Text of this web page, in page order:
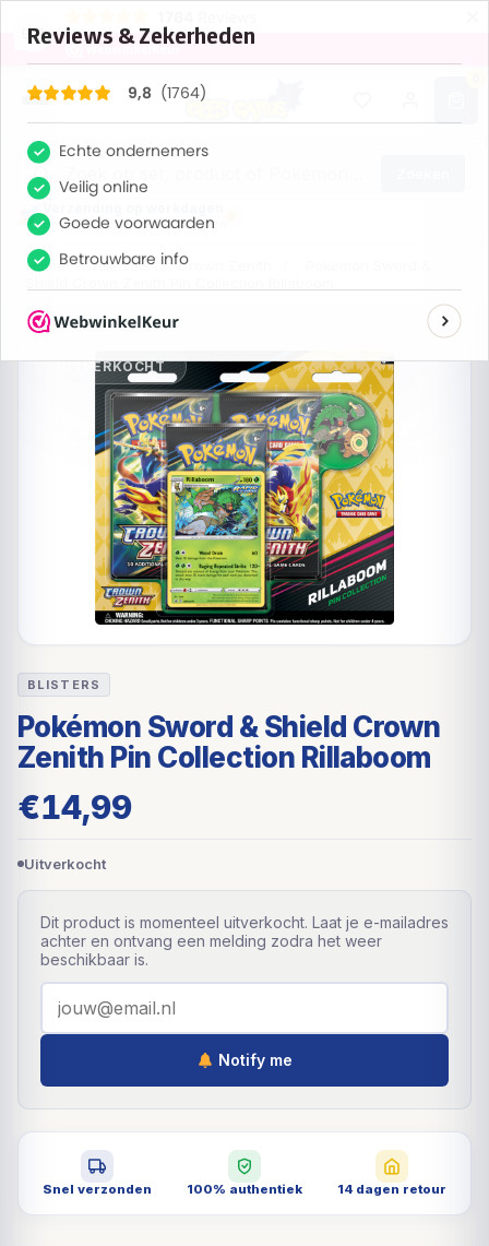
9,8
Bestel nu, maandag verzonden
Home / Alle sets / Crown Zenith
UITVERKOCHT
BLISTERS
Pokémon Sword & Shield Crown
Zenith Pin Collection Rillaboom
€14,99
Uitverkocht
Dit product is momenteel uitverkocht. Laat je e-mailadres
achter en ontvang een melding zodra het weer
beschikbaar is.
Notify me
Snel verzonden 100% authentiek 14 dagen retour